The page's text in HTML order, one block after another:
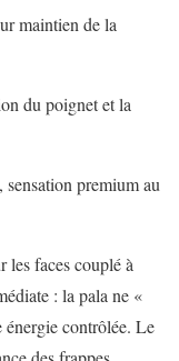
maintien de la
du poignet et la
premium au
les faces couplé à
: la pala ne «
énergie contrôlée. Le